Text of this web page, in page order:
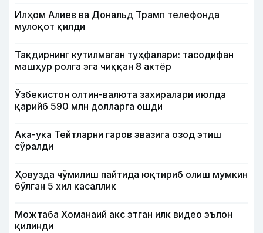
Илҳом Алиев ва Дональд Трамп телефонда
мулоқот қилди
Тақдирнинг кутилмаган туҳфалари: тасодифан
машҳур ролга эга чиққан 8 актёр
Ўзбекистон олтин-валюта захиралари июлда
қарийб 590 млн долларга ошди
Ака-ука Тейтларни гаров эвазига озод этиш
сўралди
Ҳовузда чўмилиш пайтида юқтириб олиш мумкин
бўлган 5 хил касаллик
Можтаба Хоманаий акс этган илк видео эълон
қилинди